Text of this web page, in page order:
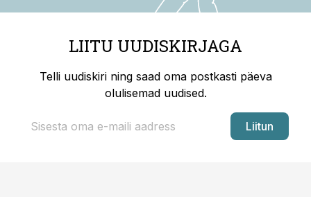
LIITU UUDISKIRJAGA
Telli uudiskiri ning saad oma postkasti päeva
olulisemad uudised.
Liitun